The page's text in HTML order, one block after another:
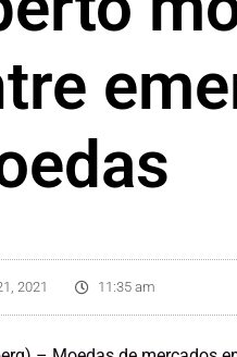
2021 11:35 am